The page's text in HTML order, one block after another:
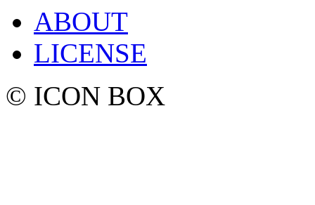
ABOUT
LICENSE
© ICON BOX